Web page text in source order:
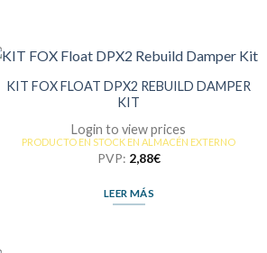
KIT FOX FLOAT DPX2 REBUILD DAMPER
KIT
Login to view prices
PRODUCTO EN STOCK EN ALMACÉN EXTERNO
PVP: 2,88€
LEER MÁS